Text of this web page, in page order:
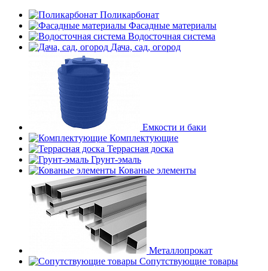
Поликарбонат
Фасадные материалы
Водосточная система
Дача, сад, огород
Емкости и баки
Комплектующие
Террасная доска
Грунт-эмаль
Кованые элементы
Металлопрокат
Сопутствующие товары